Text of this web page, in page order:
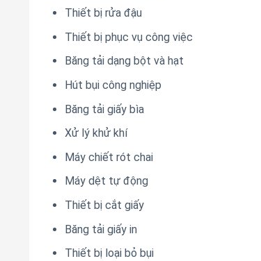
Thiết bị rửa đậu
Thiết bị phục vụ công việc
Băng tải dạng bột và hạt
Hút bụi công nghiệp
Băng tải giấy bìa
Xử lý khử khí
Máy chiết rót chai
Máy dệt tự động
Thiết bị cắt giấy
Băng tải giấy in
Thiết bị loại bỏ bụi